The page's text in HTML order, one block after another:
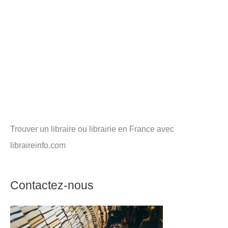
Trouver un libraire ou librairie en France avec
libraireinfo.com
Contactez-nous